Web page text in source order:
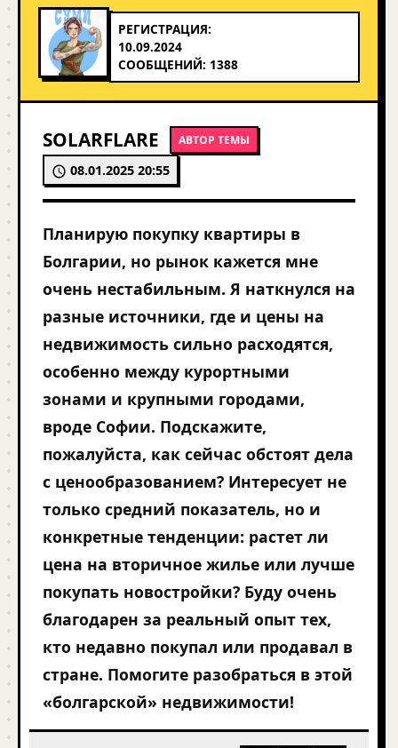
РЕГИСТРАЦИЯ:
10.09.2024
СООБЩЕНИЙ: 1388
SOLARFLARE АВТОР ТЕМЫ
08.01.2025 20:55
Планирую покупку квартиры в
Болгарии, но рынок кажется мне
очень нестабильным. Я наткнулся на
разные источники, где и цены на
недвижимость сильно расходятся,
особенно между курортными
зонами и крупными городами,
вроде Софии. Подскажите,
пожалуйста, как сейчас обстоят дела
с ценообразованием? Интересует не
только средний показатель, но и
конкретные тенденции: растет ли
цена на вторичное жилье или лучше
покупать новостройки? Буду очень
благодарен за реальный опыт тех,
кто недавно покупал или продавал в
стране. Помогите разобраться в этой
«болгарской» недвижимости!